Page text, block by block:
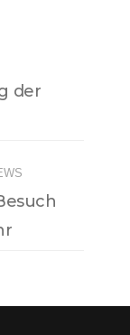
der